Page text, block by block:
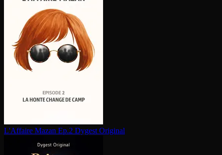
L'Affaire Mazan Ep.2 Dygest Original